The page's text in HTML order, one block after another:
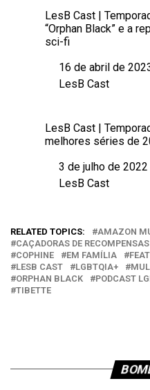
LesB Cast |
“Orphan Black” e a
sci-fi
Data16 de abril de
Em relação a
LesB Cast
LesB Cast |
melhores séries de
Data
3 de julho de 2022
Em relação a
LesB Cast
RELATED TOPICS: AMAZON
CAÇADORAS DE RECOMPENSAS
COPHINE
EM FAMÍLIA
LESB CAST
LGBTQIA+
ORPHAN BLACK
PODCAST
TIBETTE